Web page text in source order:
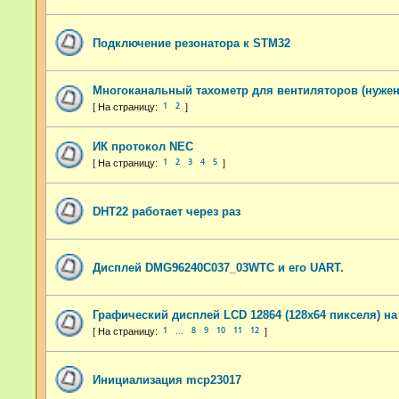
Подключение резонатора к STM32
Многоканальный тахометр для вентиляторов
1 2
ИК протокол NEC
1 2 3 4 5
DHT22 работает через раз
Дисплей DMG96240C037_03WTC и его UART.
Графический дисплей LCD 12864 (128x64 пикселя) на
1 8 9 10 11 12
Инициализация mcp23017